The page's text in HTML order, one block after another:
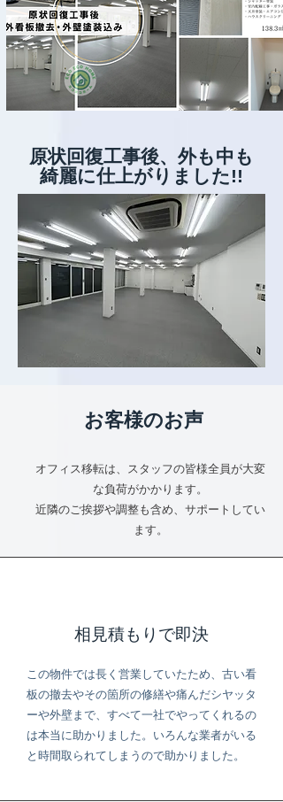
原状回復工事後、外も中も
綺麗に仕上がりました!!
お客様のお声
オフィス移転は、スタッフの皆様全員が大変
な負荷がかかります。
​近隣のご挨拶や調整も含め、サポートしてい
ます。
相見積もりで即決
この物件では長く営業していたため、古い看
板の撤去やその箇所の修繕や痛んだシヤッタ
ーや外壁まで、すべて一社でやってくれるの
は本当に助かりました。いろんな業者がいる
と時間取られてしまうので助かりました。